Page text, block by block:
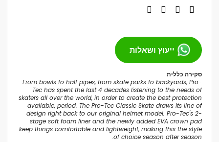
ייעוץ ושאלות
סקירה כללית
From bowls to half pipes, from skate parks to backyards, Pro-
Tec has spent the last 4 decades listening to the needs of
skaters all over the world, in order to create the best protection
available, period. The Pro-Tec Classic Skate draws its line of
design right back to our original helmet model. Pro-Tec's 2-
stage soft foam liner and the newly added EVA crown pad
keep things comfortable and lightweight, making this the style
of choice season after season.